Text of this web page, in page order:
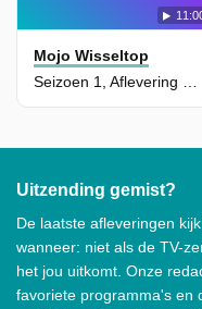
Mojo Wisseltop
Uitzending gemist?
De laatste afleveringen
wanneer: niet als de TV-
het jou uitkomt. Onze
favoriete programma's en